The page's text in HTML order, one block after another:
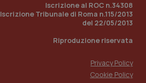
Iscrizione al ROC n.34308
Iscrizione Tribunale di Roma n.115/2013
del 22/05/2013
Riproduzione riservata
Privacy Policy
Cookie Policy